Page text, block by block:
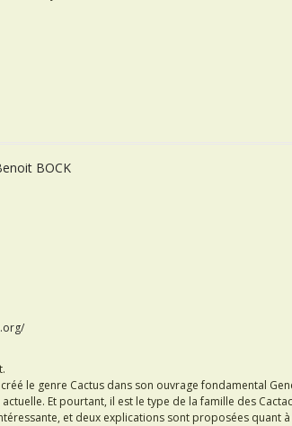
BOCK
créé le genre Cactus dans son ouvrage fondamental
Et pourtant, il est le type de la famille des
et deux explications sont proposées quant